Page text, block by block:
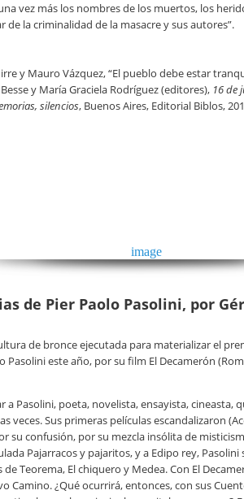
vez más los nombres de los muertos, los
de la criminalidad de la masacre y sus autores”.
y Mauro Vázquez, “El pueblo debe estar
y María Graciela Rodríguez (editores), 16 de
silencios, Buenos Aires, Editorial Biblos,
de Pier Paolo Pasolini, por
de bronce ejecutada para materializar el
Pasolini este año, por su film El Decamerón
a Pasolini, poeta, novelista, ensayista, cineasta,
veces. Sus primeras pe­lículas escandalizaron
su confusión, por su mezcla insólita de
Pajarracos y pajaritos, y a Edipo rey,
Teorema, El chiquero y Medea. Con El
Camino. ¿Qué ocurrirá, entonces, con sus